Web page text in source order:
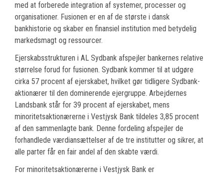
med at forberede integration af systemer, processer og
organisationer. Fusionen er en af de største i dansk
bankhistorie og skaber en finansiel institution med betydelig
markedsmagt og ressourcer.
Ejerskabsstrukturen i AL Sydbank afspejler bankernes relative
størrelse forud for fusionen. Sydbank kommer til at udgøre
cirka 57 procent af ejerskabet, hvilket gør tidligere Sydbank-
aktionærer til den dominerende ejergruppe. Arbejdernes
Landsbank står for 39 procent af ejerskabet, mens
minoritetsaktionærerne i Vestjysk Bank tildeles 3,85 procent
af den sammenlagte bank. Denne fordeling afspejler de
forhandlede værdiansættelser af de tre institutter og sikrer, at
alle parter får en fair andel af den skabte værdi.
For minoritetsaktionærerne i Vestjysk Bank er